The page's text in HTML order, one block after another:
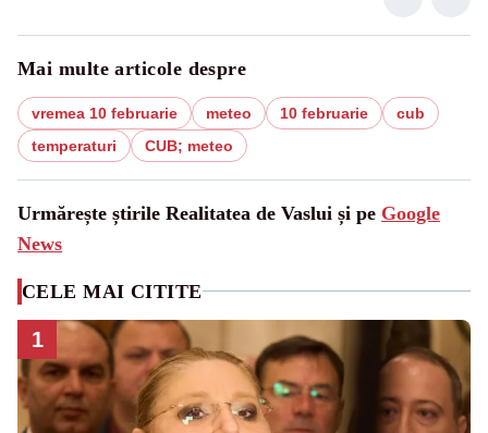
Mai multe articole despre
vremea 10 februarie meteo 10 februarie
cub
temperaturi
CUB; meteo
Urmărește știrile Realitatea de Vaslui și pe Google
News
CELE MAI CITITE
1